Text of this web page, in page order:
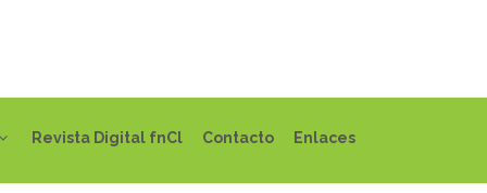
Revista Digital fnCl Contacto Enlaces